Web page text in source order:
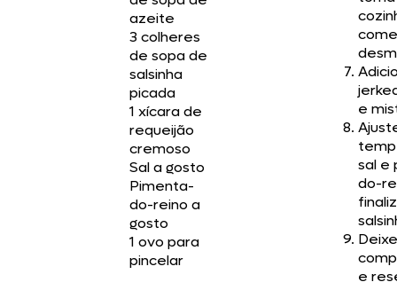
azeite
3 colheres
de sopa de
salsinha
picada
1 xícara de
requeijão
cremoso
Sal a gosto
Pimenta-
do-reino a
gosto
1 ovo para
pincelar
e
sal e
do-
e